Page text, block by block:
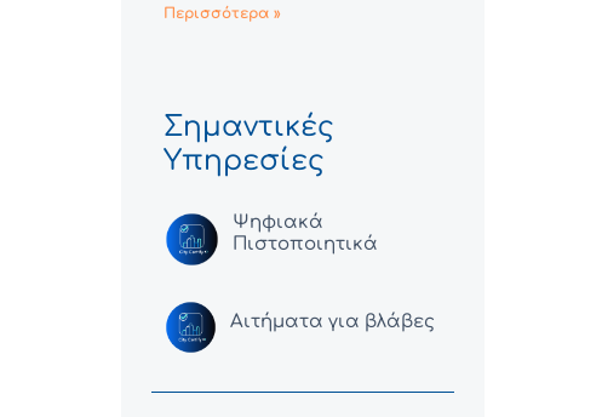
Περισσότερα »
Σημαντικές
Υπηρεσίες
Ψηφιακά
Πιστοποιητικά
Αιτήματα για βλάβες